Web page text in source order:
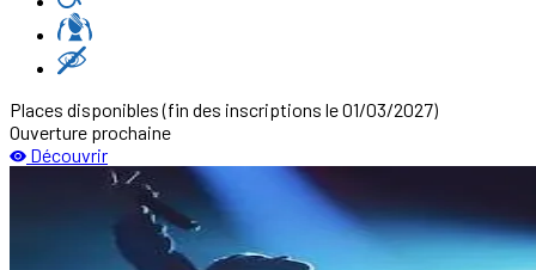
Places disponibles(fin des inscriptions le 01/03/2027)
Ouverture prochaine
Découvrir